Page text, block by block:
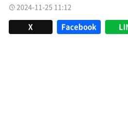
2024-11-25 11:12
X Facebook